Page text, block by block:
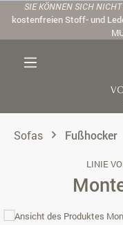
Zum Hauptinhalt springen
SIE KÖNNEN SICH
kostenfreien Stoff- und
Sofas Fußhocker
LINIE
Bildergalerie überspringen